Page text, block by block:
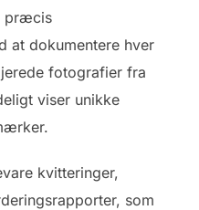
præcis
at dokumentere hver
fotografier fra
viser unikke
kvitteringer,
som